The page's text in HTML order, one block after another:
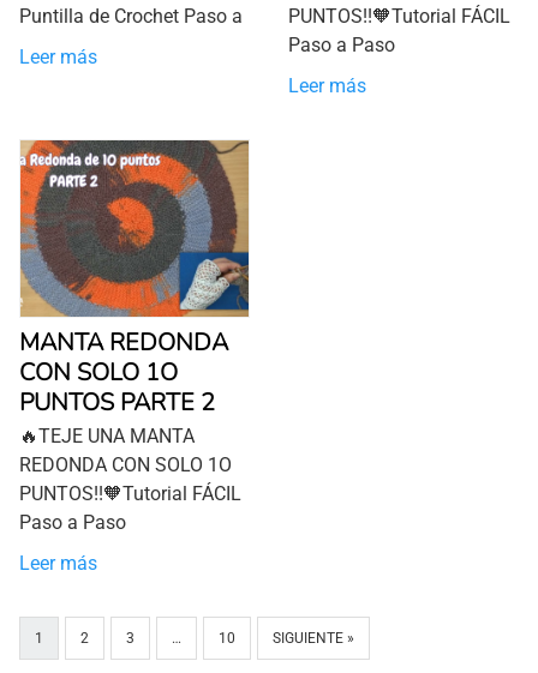
Puntilla de Crochet Paso a
Leer más
PUNTOS!!🧡Tutorial FÁCIL
Paso a Paso
Leer más
MANTA REDONDA
CON SOLO 1O
PUNTOS PARTE 2
🔥TEJE UNA MANTA
REDONDA CON SOLO 1O
PUNTOS!!🧡Tutorial FÁCIL
Paso a Paso
Leer más
1 2 3 … 10 SIGUIENTE »